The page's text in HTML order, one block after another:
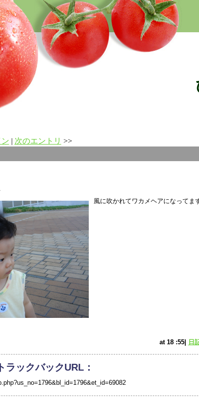
ン | 次のエントリ >>
風に吹かれてワカメヘアになってます
at 18 :55|
日
ックバックURL：